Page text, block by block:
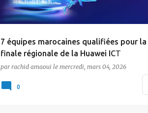
7 équipes marocaines qualifiées pour la
finale régionale de la Huawei ICT
Competition 2025-2026
La phase nationale de la Huawei ICT
par rachid amaoui le mercredi, mars 04, 2026
0